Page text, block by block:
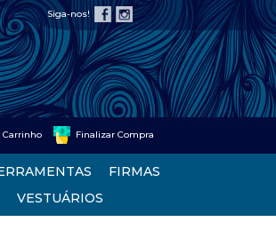
Siga-nos!
Carrinho Finalizar Compra
FIRMAS
VESTUÁRIOS